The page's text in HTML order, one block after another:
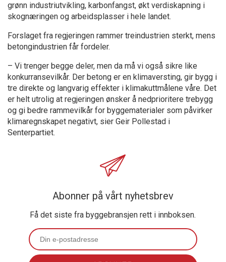
grønn industriutvikling, karbonfangst, økt verdiskapning i
skognæringen og arbeidsplasser i hele landet.
Forslaget fra regjeringen rammer treindustrien sterkt, mens
betongindustrien får fordeler.
– Vi trenger begge deler, men da må vi også sikre like
konkurransevilkår. Der betong er en klimaversting, gir bygg i
tre direkte og langvarig effekter i klimakuttmålene våre. Det
er helt utrolig at regjeringen ønsker å nedprioritere trebygg
og gi bedre rammevilkår for byggematerialer som påvirker
klimaregnskapet negativt, sier Geir Pollestad i
Senterpartiet.
Abonner på vårt nyhetsbrev
Få det siste fra byggebransjen rett i innboksen.